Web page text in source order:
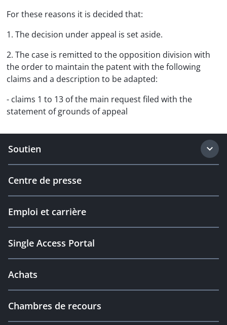
For these reasons it is decided that:
1. The decision under appeal is set aside.
2. The case is remitted to the opposition division with
the order to maintain the patent with the following
claims and a description to be adapted:
- claims 1 to 13 of the main request filed with the
statement of grounds of appeal
Soutien
Centre de presse
Emploi et carrière
Single Access Portal
Achats
Chambres de recours